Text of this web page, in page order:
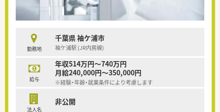
勤務地
千葉県 袖ケ浦市
袖ケ浦駅 (JR内房線)
給与
年収514万円～740万円
月給240,000円～350,000円
※経験・年齢・就業条件により考慮します
法人名
非公開